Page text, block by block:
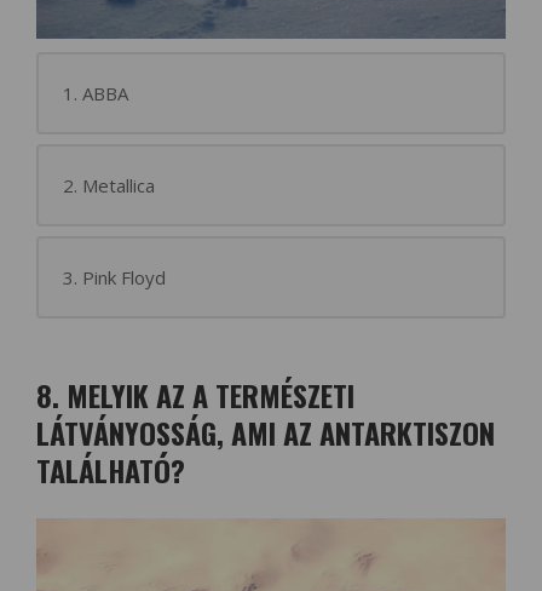
1. ABBA
2. Metallica
3. Pink Floyd
8. MELYIK AZ A TERMÉSZETI
LÁTVÁNYOSSÁG, AMI AZ ANTARKTISZON
TALÁLHATÓ?